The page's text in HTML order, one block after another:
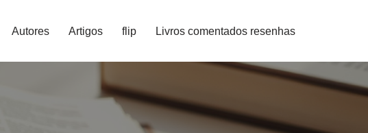
Autores Artigos flip Livros comentados resenhas